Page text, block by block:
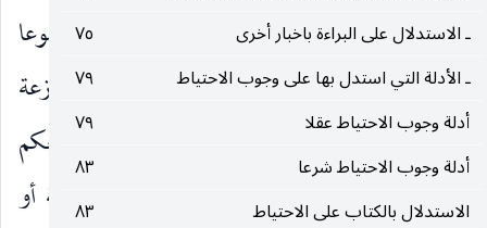
ـ الاستدلال على البراءة باخبار أخرى
٧٥
ـ الأدلة التي استدل بها على وجوب الاحتياط
٧٩
أدلة وجوب الاحتياط عقلا
٧٩
أدلة وجوب الاحتياط شرعا
٨٣
الاستدلال بالكتاب على الاحتياط
٨٣
وفيه :ان الآية أجنبية عن وجوب الاحتياط موضوعا
ومحمولا. اما موضوعا فلان الوارد فيها عنوان المنازعة
المساوق مع المخاصمة لا مجرد الشك وعدم العلم بالحكم
الشرعي الكلي سواء أريد مطلق النزاع والمخاصمة أو